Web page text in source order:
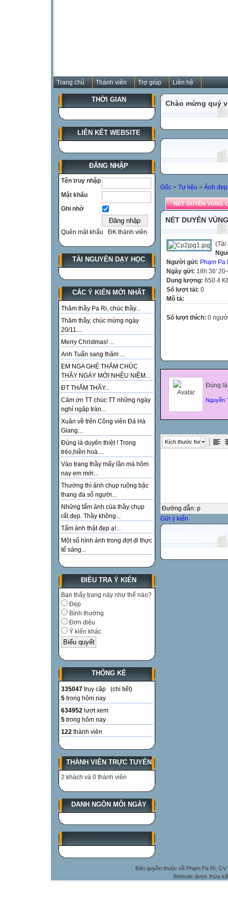
Trang chủ Thành viên Trợ giúp Liên hệ
THỜI GIAN
LIÊN KẾT WEBSITE
ĐĂNG NHẬP
Tên truy nhập
Mật khẩu
Ghi nhớ
Quên mật khẩu ĐK thành viên
TÀI NGUYÊN DẠY HỌC
CÁC Ý KIẾN MỚI NHẤT
Thăm thầy Pa Ri, chúc thầy...
Thăm thầy, chúc mừng ngày
20/11....
Merry Christmas! ...
Anh Tuấn sang thăm ...
EM NGA GHÉ THĂM CHÚC
THẦY NGÀY MỚI NHỀU NIỀM...
ĐT THĂM THẦY...
Cảm ơn TT chúc TT những ngày
nghỉ ngập tràn...
Xuân về trên Công viên Đá Hà
Giang...
Đúng là duyên thiệt ! Trong
trẻo,hiền hoà....
Vào trang thầy mấy lần mà hôm
nay em mới...
Thường thì ảnh chụp ruộng bậc
thang đa số người...
Những tấm ảnh của thầy chụp
rất đẹp. Thầy không...
Tấm ảnh thật đẹp ạ!...
Một số hình ảnh trong đợt đi thực
tế sáng...
ĐIỀU TRA Ý KIẾN
Bạn thấy trang này như thế nào?
Đẹp
Bình thường
Đơn điệu
Ý kiến khác
THỐNG KÊ
335047 truy cập (chi tiết)
5 trong hôm nay
634952 lượt xem
5 trong hôm nay
122 thành viên
THÀNH VIÊN TRỰC TUYẾN
2 khách và 0 thành viên
DANH NGÔN MỖI NGÀY
Chào mừng quý
Gốc > Tư liệu > Ảnh
NÉT DUYÊN VÙNG
NÉT DUYÊN
(Tài
Người gửi: Phạm Pa
Ngày gửi: 18h:36'
Dung lượng: 650.4
Số lượt tải: 0
Mô tả:
Số lượt thích: 0
Đúng là
Nguyễn
Kích thước font
Đường dẫn: p
Gửi ý kiến
Bản quyền thuộc về Phạm Pa Ri,
Website được thừa